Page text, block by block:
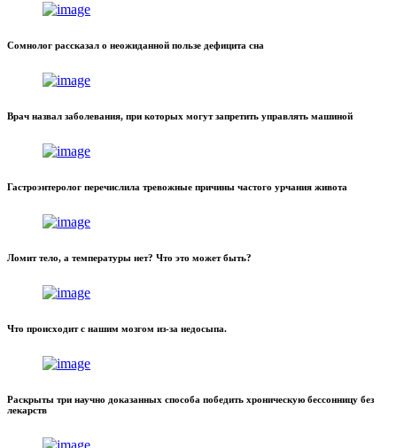
Сомнолог рассказал о неожиданной пользе дефицита сна
Врач назвал заболевания, при которых могут запретить управлять машиной
Гастроэнтеролог перечислила тревожные причины частого урчания живота
Ломит тело, а температуры нет? Что это может быть?
Что происходит с нашим мозгом из-за недосыпа.
Раскрыты три научно доказанных способа победить хроническую бессонницу без
лекарств